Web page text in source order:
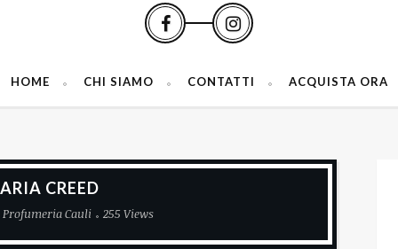
HOME CHI SIAMO CONTATTI ACQUISTA ORA
CREED
Profumeria Cauli 255 Views